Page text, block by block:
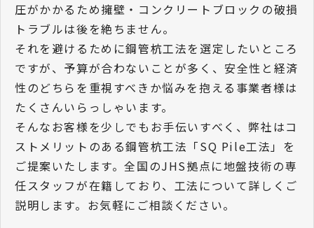
圧がかかるため擁壁・コンクリートブロックの破損
トラブルは後を絶ちません。
それを避けるために鋼管杭工法を選定したいところ
ですが、予算が合わないことが多く、安全性と経済
性のどちらを重視すべきか悩みを抱える事業者様は
たくさんいらっしゃいます。
そんなお客様を少しでもお手伝いすべく、弊社はコ
ストメリットのある鋼管杭工法「SQ Pile工法」を
ご提案いたします。全国のJHS拠点に地盤技術の専
任スタッフが在籍しており、工法について詳しくご
説明します。お気軽にご相談ください。